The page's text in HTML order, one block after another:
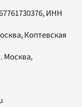
ИНН
Коптевская
Москва,